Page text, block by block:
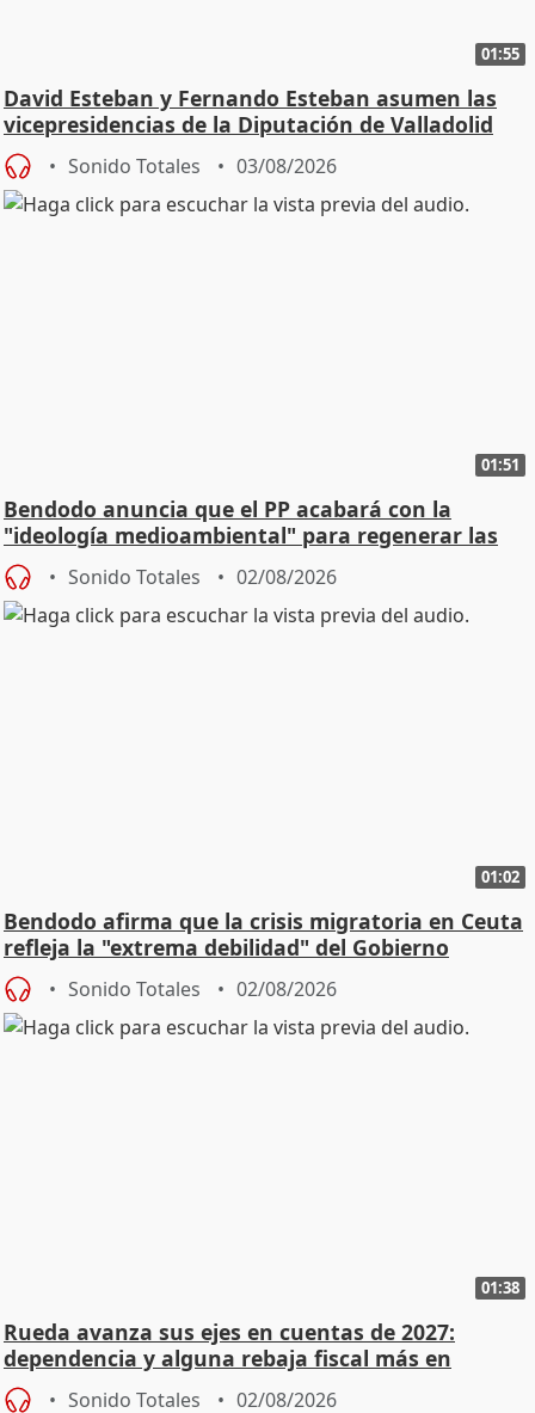
01:55
David Esteban y Fernando Esteban asumen las
vicepresidencias de la Diputación de Valladolid
Sonido Totales 03/08/2026
01:51
Bendodo anuncia que el PP acabará con la
"ideología medioambiental" para regenerar las
playas
Sonido Totales 02/08/2026
01:02
Bendodo afirma que la crisis migratoria en Ceuta
refleja la "extrema debilidad" del Gobierno
Sonido Totales 02/08/2026
01:38
Rueda avanza sus ejes en cuentas de 2027:
dependencia y alguna rebaja fiscal más en
vivienda
Sonido Totales 02/08/2026